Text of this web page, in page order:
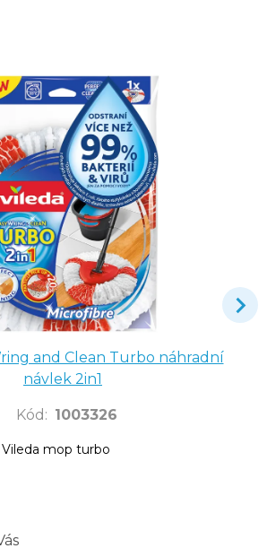
and Clean Turbo náhradní
návlek 2in1
Kód : 1003326
mop turbo